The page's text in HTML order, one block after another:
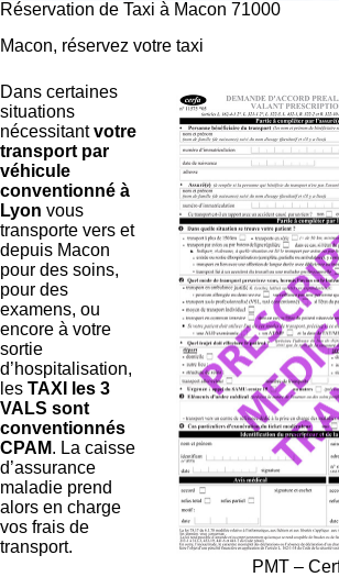
Réservation de Taxi à Macon 71000
Macon, réservez votre taxi
PMT –
Dans certaines
situations
nécessitantvotre
transport par
véhicule
conventionné à
Lyon vous
transporte vers et
depuis Macon
pour des soins,
pour des
examens, ou
encore à votre
sortie
d’hospitalisation,
les TAXI les 3
VALS sont
conventionnés
CPAM. La caisse
d’assurance
maladie prend
alors en charge
vos frais de
transport.